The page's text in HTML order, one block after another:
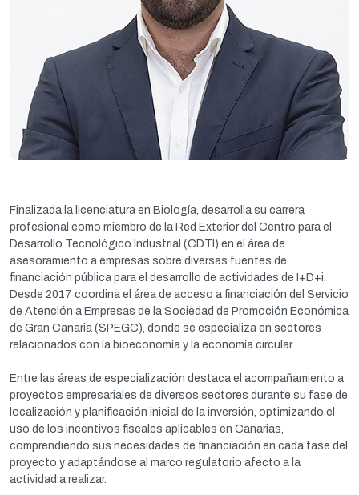
Finalizada la licenciatura en Biología, desarrolla su carrera
profesional como miembro de la Red Exterior del Centro para el
Desarrollo Tecnológico Industrial (CDTI) en el área de
asesoramiento a empresas sobre diversas fuentes de
financiación pública para el desarrollo de actividades de I+D+i.
Desde 2017 coordina el área de acceso a financiación del Servicio
de Atención a Empresas de la Sociedad de Promoción Económica
de Gran Canaria (SPEGC), donde se especializa en sectores
relacionados con la bioeconomía y la economía circular.
Entre las áreas de especialización destaca el acompañamiento a
proyectos empresariales de diversos sectores durante su fase de
localización y planificación inicial de la inversión, optimizando el
uso de los incentivos fiscales aplicables en Canarias,
comprendiendo sus necesidades de financiación en cada fase del
proyecto y adaptándose al marco regulatorio afecto a la
actividad a realizar.